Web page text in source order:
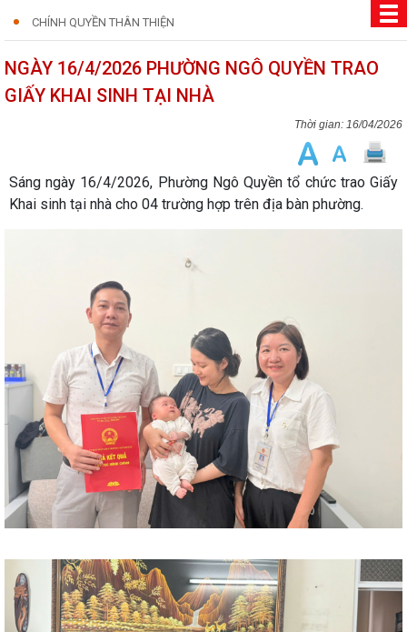
CHÍNH QUYỀN THÂN THIỆN
NGÀY 16/4/2026 PHƯỜNG NGÔ QUYỀN TRAO
GIẤY KHAI SINH TẠI NHÀ
16/04/2026
Sáng ngày 16/4/2026, Phường Ngô Quyền tổ chức trao Giấy
Khai sinh tại nhà cho 04 trường hợp trên địa bàn phường.